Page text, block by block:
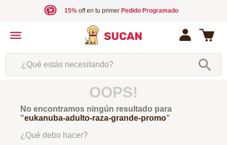
15%off en tu primer Pedido Programado
¿Qué estás necesitando?
OOPS!
No encontramos ningún resultado para
"eukanuba-adulto-raza-grande-promo"
¿Qué debo hacer?